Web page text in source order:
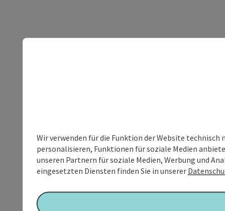
Wir verwenden für die Funktion der Website
personalisieren, Funktionen für soziale Medien
unseren Partnern für soziale Medien, Werbung und
eingesetzten Diensten finden Sie in unserer